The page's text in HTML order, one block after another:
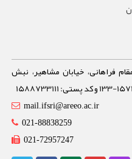
فراهانی، خیابان مشاهیر، نبش
mail.ifsri@areeo.ac.ir
021-88838259
021-72957247